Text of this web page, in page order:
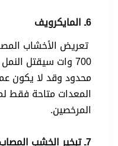
6ـ المايكرويف
تعريض الأخشاب
700 وات سيقتل
محدود وقد لا يكون
المعدات متاحة فقط
المرخصين.
7ـ تبخير الخشب المصاب